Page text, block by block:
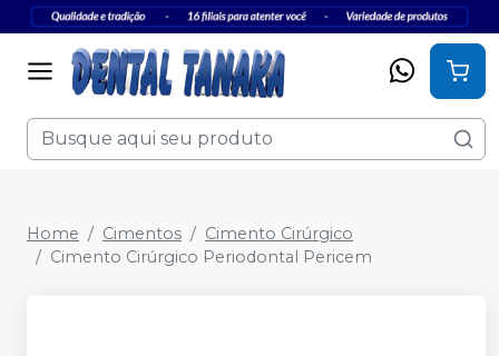
Home Cimentos
Cimento Cirúrgico
Cimento Cirúrgico Periodontal Pericem